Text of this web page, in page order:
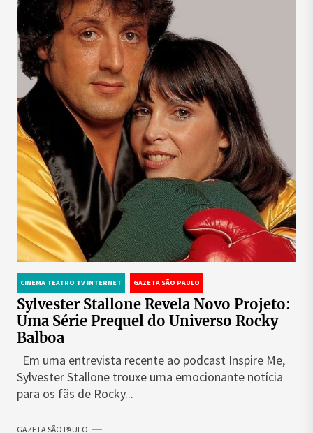
CINEMA TEATRO TV INTERNET GAZETA SÃO PAULO
Sylvester Stallone Revela Novo Projeto:
Uma Série Prequel do Universo Rocky
Balboa
Em uma entrevista recente ao podcast Inspire Me,
Sylvester Stallone trouxe uma emocionante notícia
para os fãs de Rocky...
GAZETA SÃO PAULO